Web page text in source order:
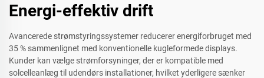
Energi-effektiv drift
Avancerede strømstyringssystemer reducerer energiforbruget med
35 % sammenlignet med konventionelle kugleformede displays.
Kunder kan vælge strømforsyninger, der er kompatible med
solcelleanlæg til udendørs installationer, hvilket yderligere sænker